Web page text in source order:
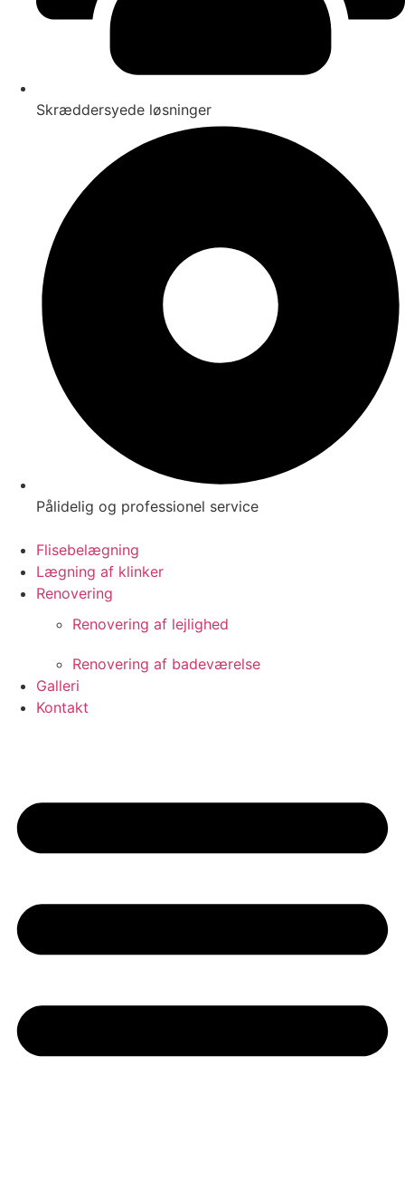
Skræddersyede løsninger
Pålidelig og professionel service
Flisebelægning
Lægning af klinker
Renovering
Renovering af lejlighed
Renovering af badeværelse
Galleri
Kontakt